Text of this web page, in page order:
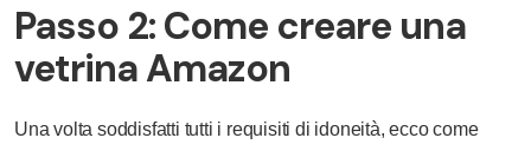
Passo 2: Come creare una
vetrina Amazon
Una volta soddisfatti tutti i requisiti di idoneità, ecco come